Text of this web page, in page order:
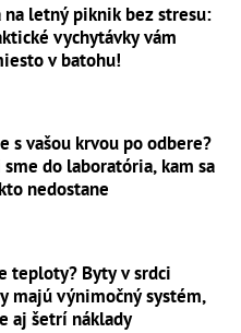
na letný piknik bez stresu:
vychytávky vám
v batohu!
s vašou krvou po odbere?
do laboratória, kam sa
nedostane
teploty? Byty v srdci
majú výnimočný systém,
aj šetrí náklady